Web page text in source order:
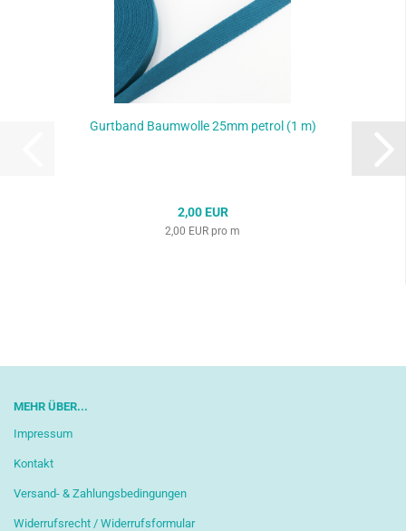
Gurtband Baumwolle 25mm petrol (1 m)
2,00 EUR
2,00 EUR pro m
MEHR ÜBER...
Impressum
Kontakt
Versand- & Zahlungsbedingungen
Widerrufsrecht / Widerrufsformular